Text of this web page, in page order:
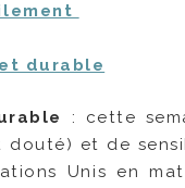
durable
: cette
et de
Unis en